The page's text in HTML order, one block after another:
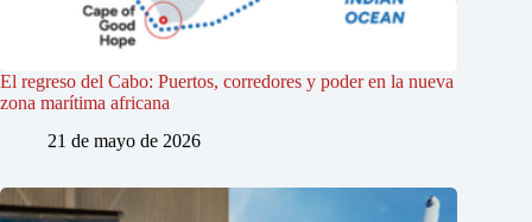
El regreso del Cabo: Puertos, corredores y poder en la nueva
zona marítima africana
21 de mayo de 2026